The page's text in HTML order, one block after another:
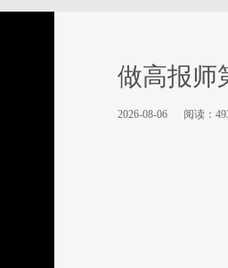
做高报师
2026-08-06 阅读：